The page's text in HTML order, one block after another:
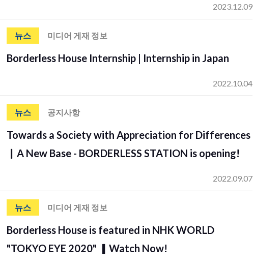
2023.12.09
뉴스 미디어 게재 정보
Borderless House Internship | Internship in Japan
2022.10.04
뉴스 공지사항
Towards a Society with Appreciation for Differences
▏A New Base - BORDERLESS STATION is opening!
2022.09.07
뉴스 미디어 게재 정보
Borderless House is featured in NHK WORLD
"TOKYO EYE 2020" ▎Watch Now!